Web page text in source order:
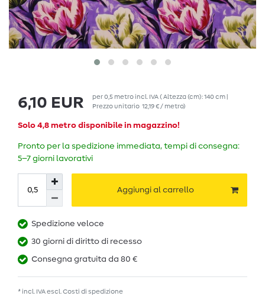
6,10 EUR per0,5 metro incl. IVA( Altezza (cm): 140 cm |
Prezzo unitario 12,19 € / metro)
Solo 4,8 metro disponibile in magazzino!
Pronto per la spedizione immediata, tempi di consegna:
5–7 giorni lavorativi
Aggiungi al carrello
Spedizione veloce
30 giorni di diritto di recesso
Consegna gratuita da 80 €
* incl. IVA escl.Costi di spedizione